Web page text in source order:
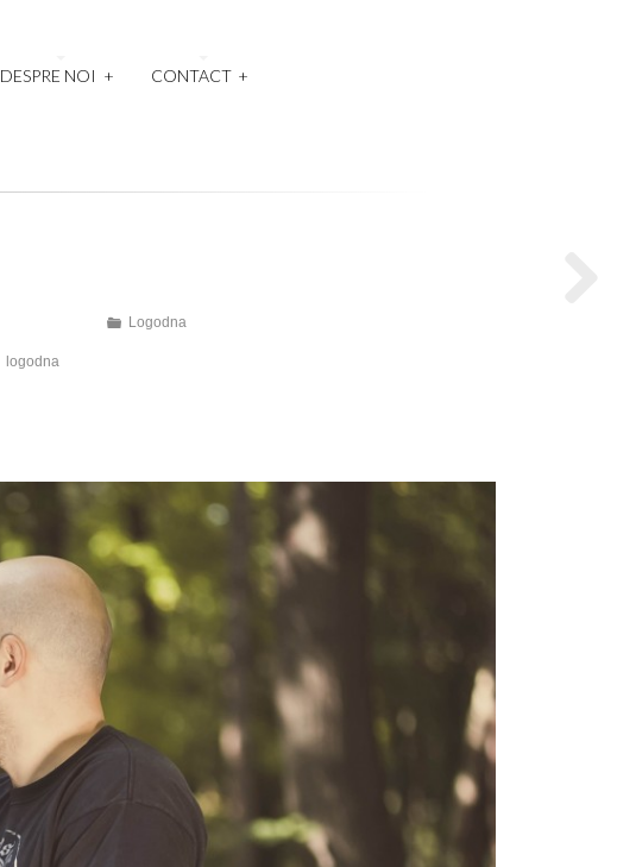
DESPRE NOI + CONTACT +
Logodna
logodna